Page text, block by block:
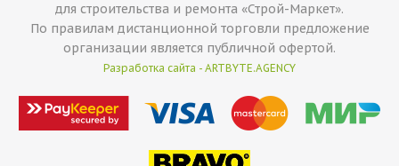
для строительства и ремонта «Строй-Маркет».
По правилам дистанционной торговли предложение
организации является публичной офертой.
Разработка сайта - ARTBYTE.AGENCY